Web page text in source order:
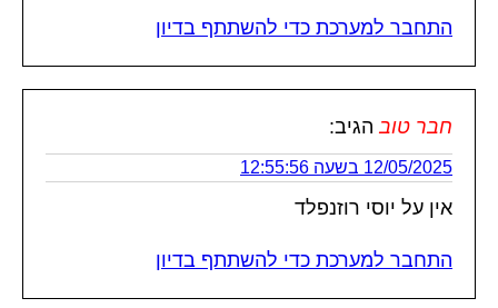
התחבר למערכת כדי להשתתף בדיון
חבר טוב הגיב:
12/05/2025 בשעה 12:55:56
אין על יוסי רוזנפלד
התחבר למערכת כדי להשתתף בדיון